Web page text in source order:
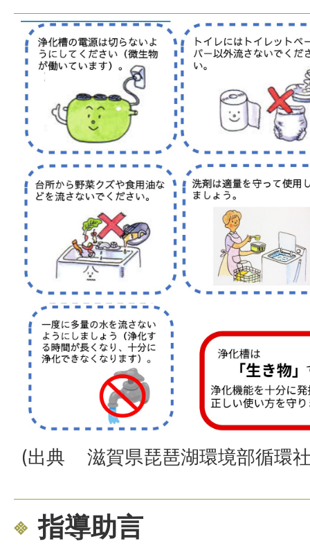
(出典 滋賀県琵琶湖環境部循環
指導助言